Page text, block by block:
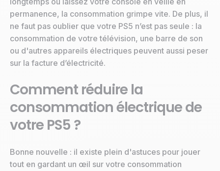
permanence, la consommation grimpe vite. De plus, il
ne faut pas oublier que votre PS5 n’est pas seule : la
consommation de votre télévision, une barre de son
ou d'autres appareils électriques peuvent aussi peser
sur la facture d’électricité.
Comment réduire la
consommation électrique de
votre PS5 ?
Bonne nouvelle : il existe plein d'astuces pour jouer
tout en gardant un œil sur votre consommation